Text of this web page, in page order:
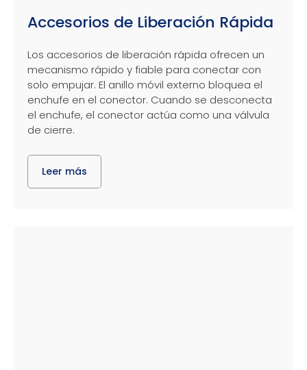
Accesorios de Liberación Rápida
Los accesorios de liberación rápida ofrecen un
mecanismo rápido y fiable para conectar con
solo empujar. El anillo móvil externo bloquea el
enchufe en el conector. Cuando se desconecta
el enchufe, el conector actúa como una válvula
de cierre.
Leer más